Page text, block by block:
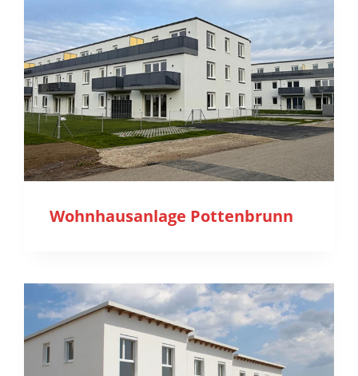
Wohnhausanlage Pottenbrunn